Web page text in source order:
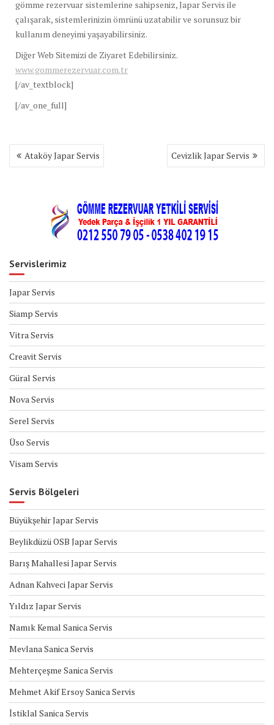
gömme rezervuar sistemlerine sahipseniz, Japar Servis ile
çalışarak, sistemlerinizin ömrünü uzatabilir ve sorunsuz bir
kullanım deneyimi yaşayabilirsiniz.
Diğer Web Sitemizi de Ziyaret Edebilirsiniz.
www.gommerezervuar.com.tr
[/av_textblock]
[/av_one_full]
Yazı
gezinmesi
Ataköy Japar Servis Cevizlik Japar Servis
Servislerimiz
Japar Servis
Siamp Servis
Vitra Servis
Creavit Servis
Güral Servis
Nova Servis
Serel Servis
Üso Servis
Visam Servis
Servis Bölgeleri
Büyükşehir Japar Servis
Beylikdüzü OSB Japar Servis
Barış Mahallesi Japar Servis
Adnan Kahveci Japar Servis
Yıldız Japar Servis
Namık Kemal Sanica Servis
Mevlana Sanica Servis
Mehterçeşme Sanica Servis
Mehmet Akif Ersoy Sanica Servis
İstiklal Sanica Servis